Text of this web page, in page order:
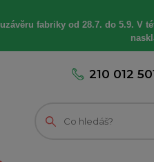
uzávěru fabriky od 28.7. do 5.9. V
210 012